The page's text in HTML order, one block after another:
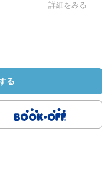
ら用心した方がいい
しての糧となってい
詳細をみる
る